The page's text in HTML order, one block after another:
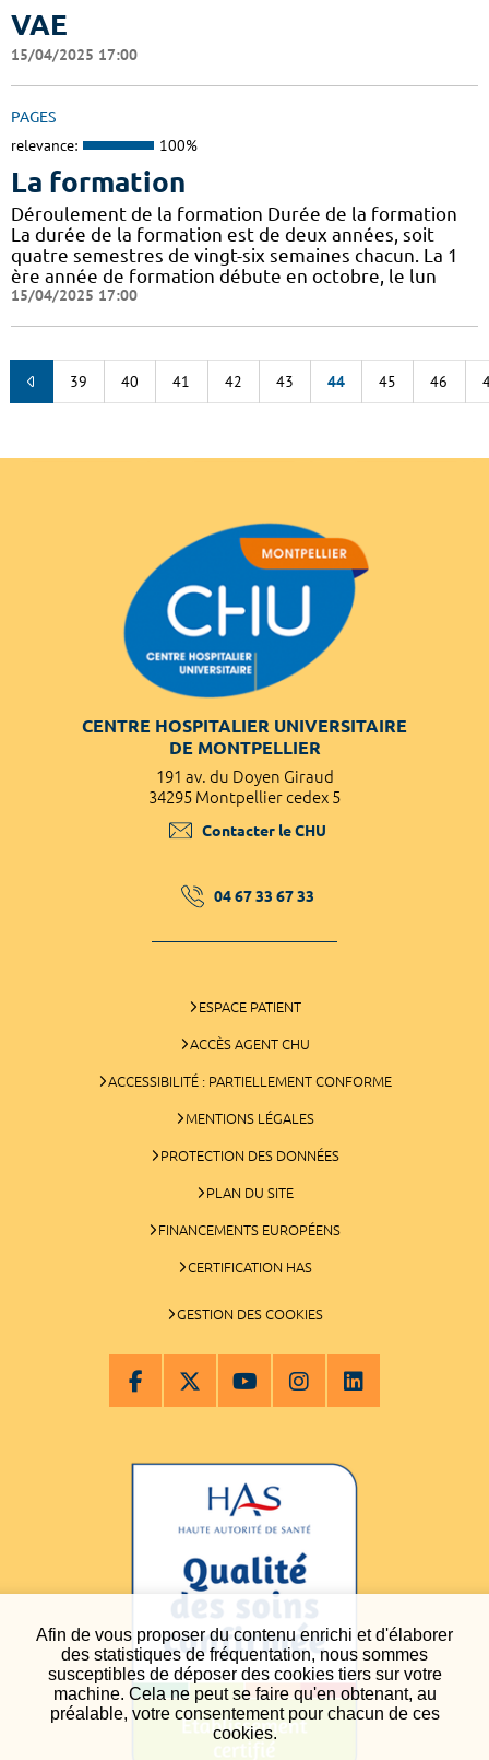
Afin de vous proposer du contenu enrichi et d'élaborer
des statistiques de fréquentation, nous sommes
susceptibles de déposer des cookies tiers sur votre
machine. Cela ne peut se faire qu'en obtenant, au
préalable, votre consentement pour chacun de ces
cookies.
VAE
15/04/2025 17:00
PAGES
relevance: 100%
La formation
Déroulement de la formation Durée de la formation
La durée de la formation est de deux années, soit
quatre semestres de vingt-six semaines chacun. La 1
ère année de formation débute en octobre, le lun
15/04/2025 17:00
39 40 41 42 43 44 45 46
CENTRE HOSPITALIER UNIVERSITAIRE
DE MONTPELLIER
191 av. du Doyen Giraud
34295 Montpellier cedex 5
Contacter le CHU
04 67 33 67 33
ESPACE PATIENT
ACCÈS AGENT CHU
ACCESSIBILITÉ : PARTIELLEMENT CONFORME
MENTIONS LÉGALES
PROTECTION DES DONNÉES
PLAN DU SITE
FINANCEMENTS EUROPÉENS
CERTIFICATION HAS
GESTION DES COOKIES